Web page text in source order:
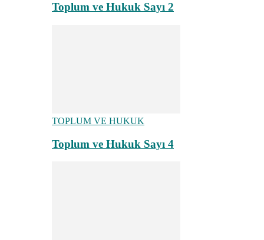
Toplum ve Hukuk Sayı 2
TOPLUM VE HUKUK
Toplum ve Hukuk Sayı 4